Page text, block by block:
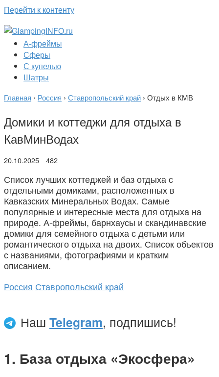
Перейти к контенту
А-фреймы
Сферы
С купелью
Шатры
Главная › Россия › Ставропольский край › Отдых в КМВ
Домики и коттеджи для отдыха в
КавМинВодах
20.10.2025 482
Список лучших коттеджей и баз отдыха с
отдельными домиками, расположенных в
Кавказских Минеральных Водах. Самые
популярные и интересные места для отдыха на
природе. А-фреймы, барнхаусы и скандинавские
домики для семейного отдыха с детьми или
романтического отдыха на двоих. Список объектов
с названиями, фотографиями и кратким
описанием.
Россия Ставропольский край
Наш Telegram, подпишись!
База отдыха «Экосфера»